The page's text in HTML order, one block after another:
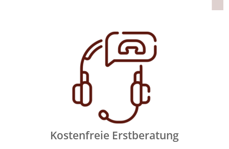
Kostenfreie Erstberatung